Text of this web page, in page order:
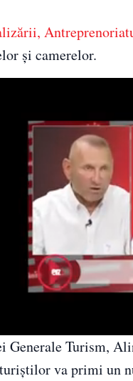
și camerelor.
Turism,
va primi un